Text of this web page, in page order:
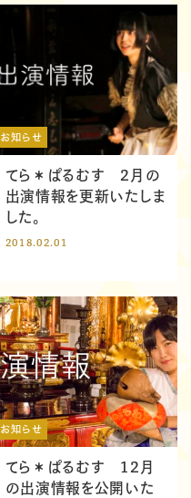
お知らせ
てら＊ぱるむす 2月の
出演情報を更新いたしま
した。
2018.02.01
お知らせ
てら＊ぱるむす 12月
の出演情報を公開いた